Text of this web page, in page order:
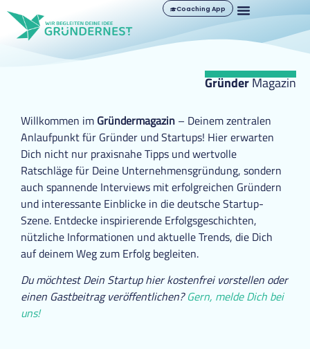
Coaching App
GründerMagazin
Willkommen im Gründermagazin – Deinem zentralen
Anlaufpunkt für Gründer und Startups! Hier erwarten
Dich nicht nur praxisnahe Tipps und wertvolle
Ratschläge für Deine Unternehmensgründung, sondern
auch spannende Interviews mit erfolgreichen Gründern
und interessante Einblicke in die deutsche Startup-
Szene. Entdecke inspirierende Erfolgsgeschichten,
nützliche Informationen und aktuelle Trends, die Dich
auf deinem Weg zum Erfolg begleiten.
Du möchtest Dein Startup hier kostenfrei vorstellen oder
einen Gastbeitrag veröffentlichen?Gern, melde Dich bei
uns!